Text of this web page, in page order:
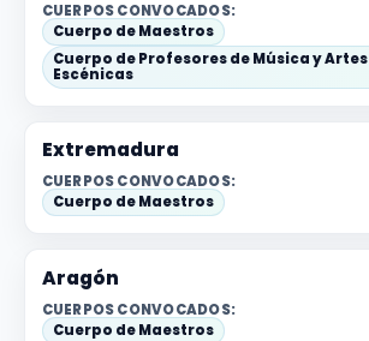
CUERPOS CONVOCADOS:
Cuerpo de Maestros
Cuerpo de Profesores de Música y Artes
Escénicas
Extremadura
CUERPOS CONVOCADOS:
Cuerpo de Maestros
Aragón
CUERPOS CONVOCADOS:
Cuerpo de Maestros